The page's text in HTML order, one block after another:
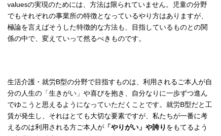
valuesの実現のためには、方法は限られていません。児童の分野
でもそれぞれの事業所の特徴となっているやり方はありますが、
極論を言えばそうした特徴的な方法も、目指しているものとの関
係の中で、変えていって然るべきものです。
生活介護・就労B型の分野で目指すものは、利用されるご本人が自
分の人生の「生きがい」や喜びを抱き、自分なりに一歩ずつ進ん
でゆこうと思えるようになっていただくことです。就労B型だと工
賃が発生し、それはとても大切な要素ですが、私たちが一番に考
えるのは利用される方ご本人が 「やりがい」や誇り をもてるよう